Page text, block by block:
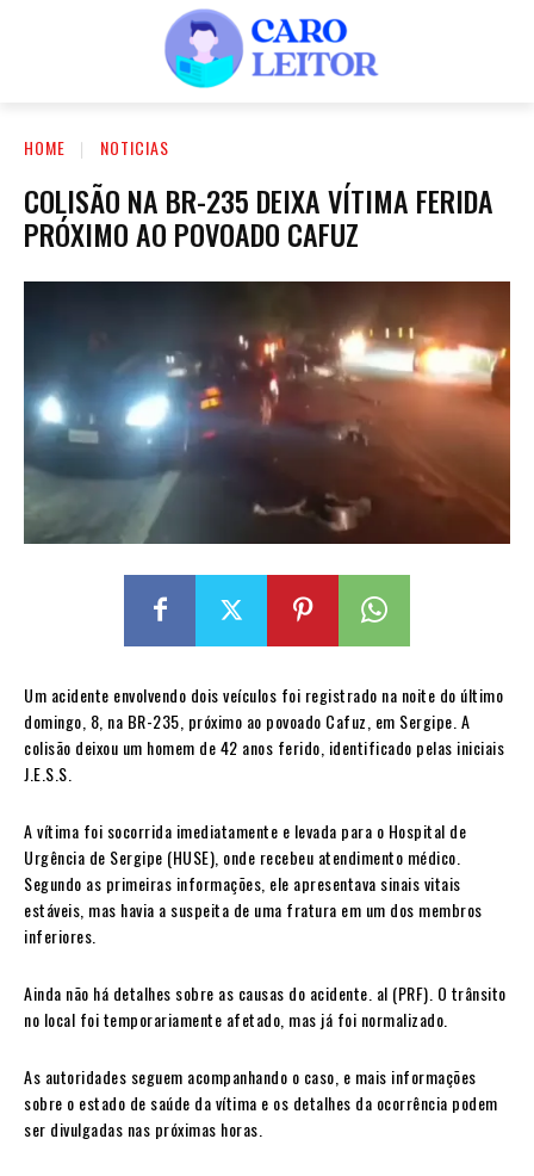
HOME NOTICIAS
COLISÃO NA BR-235 DEIXA VÍTIMA FERIDA
PRÓXIMO AO POVOADO CAFUZ
Um acidente envolvendo dois veículos foi registrado na noite do último
domingo, 8, na BR-235, próximo ao povoado Cafuz, em Sergipe. A
colisão deixou um homem de 42 anos ferido, identificado pelas iniciais
J.E.S.S.
A vítima foi socorrida imediatamente e levada para o Hospital de
Urgência de Sergipe (HUSE), onde recebeu atendimento médico.
Segundo as primeiras informações, ele apresentava sinais vitais
estáveis, mas havia a suspeita de uma fratura em um dos membros
inferiores.
Ainda não há detalhes sobre as causas do acidente. al (PRF). O trânsito
no local foi temporariamente afetado, mas já foi normalizado.
As autoridades seguem acompanhando o caso, e mais informações
sobre o estado de saúde da vítima e os detalhes da ocorrência podem
ser divulgadas nas próximas horas.